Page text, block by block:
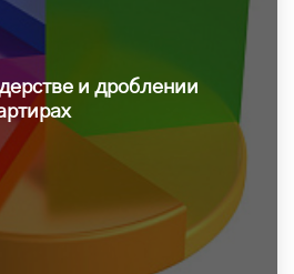
и дроблении